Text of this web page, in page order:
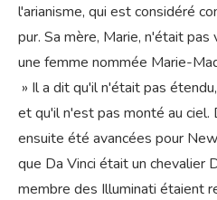
l'arianisme, qui est considéré
pur. Sa mère, Marie, n'était pas
une femme nommée Marie-
» Il a dit qu'il n'était pas
et qu'il n'est pas monté au
ensuite été avancées pour
que Da Vinci était un chevalier
membre des Illuminati étaient